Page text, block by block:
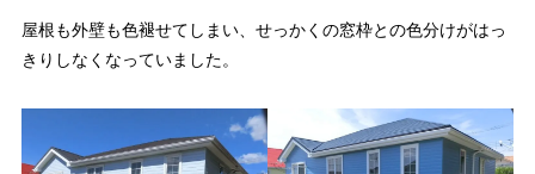
屋根も外壁も色褪せてしまい、せっかくの窓枠との色分けがはっ
きりしなくなっていました。